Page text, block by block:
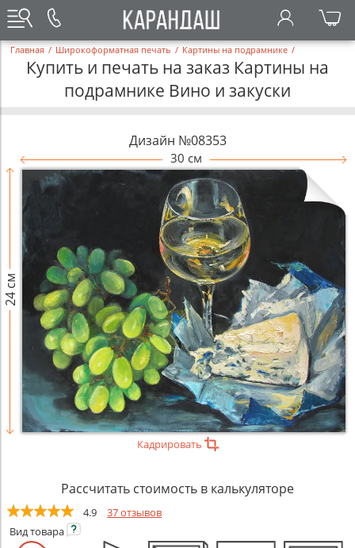
Главная / Широкоформатная печать / Картины на подрамнике /
Купить и печать на заказ Картины на
подрамнике Вино и закуски
Дизайн №08353
30 см
24 см
Кадрировать
Рассчитать стоимость в калькуляторе
4.9
37 отзывов
Видтовара